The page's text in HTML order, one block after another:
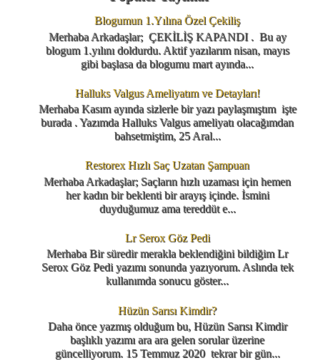
Blogumun 1.Yılına Özel Çekiliş
Merhaba Arkadaşlar; ÇEKİLİŞ KAPANDI . Bu ay
blogum 1.yılını doldurdu. Aktif yazılarım nisan, mayıs
gibi başlasa da blogumu mart ayında...
Halluks Valgus Ameliyatım ve Detayları!
Merhaba Kasım ayında sizlerle bir yazı paylaşmıştım işte
burada . Yazımda Halluks Valgus ameliyatı olacağımdan
bahsetmiştim, 25 Aral...
Restorex Hızlı Saç Uzatan Şampuan
Merhaba Arkadaşlar; Saçların hızlı uzaması için hemen
her kadın bir beklenti bir arayış içinde. İsmini
duyduğumuz ama tereddüt e...
Lr Serox Göz Pedi
Merhaba Bir süredir merakla beklendiğini bildiğim Lr
Serox Göz Pedi yazımı sonunda yazıyorum. Aslında tek
kullanımda sonucu göster...
Hüzün Sarısı Kimdir?
Daha önce yazmış olduğum bu, Hüzün Sarısı Kimdir
başlıklı yazımı ara ara gelen sorular üzerine
güncelliyorum. 15 Temmuz 2020 tekrar bir gün...